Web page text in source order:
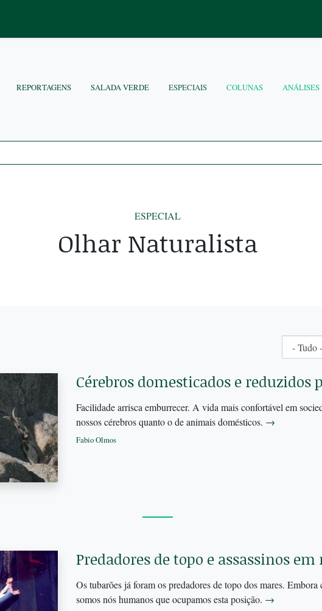
REPORTAGENS SALADA VERDE ESPECIAIS COLUNAS ANÁLISES
ESPECIAL
Olhar Naturalista
Cérebros domesticados e reduzidos
Facilidade arrisca emburrecer. A vida mais confortável em
nossos cérebros quanto o de animais domésticos. →
Fabio Olmos
Predadores de topo e assassinos em
Os tubarões já foram os predadores de topo dos mares.
somos nós humanos que ocupamos esta posição. →